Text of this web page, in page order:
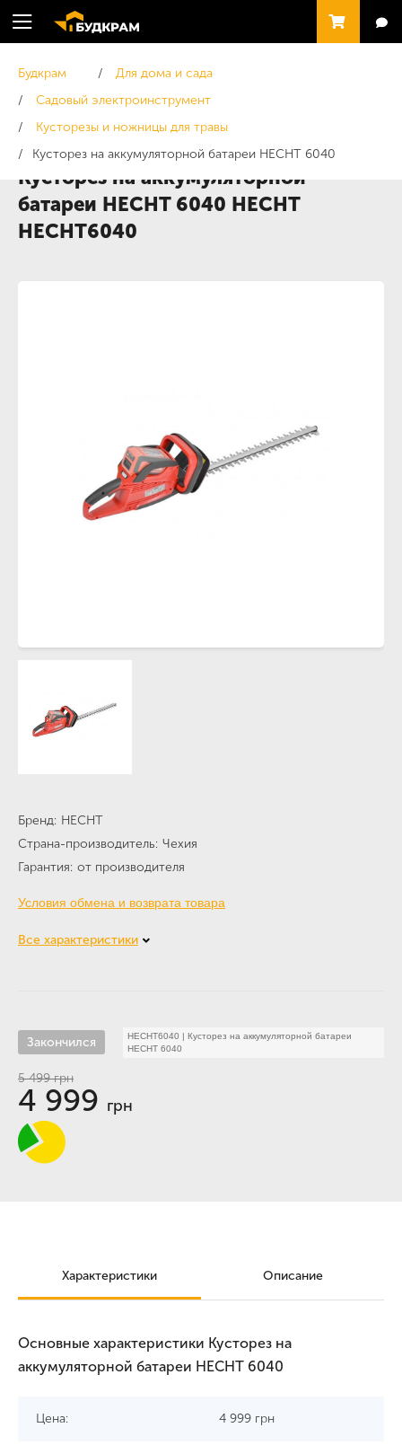
Будкрам
Для дома и сада
Садовый электроинструмент
Кусторезы и ножницы для травы
Кусторез на аккумуляторной батареи HECHT 6040
Кусторез на аккумуляторной
батареи HECHT 6040 HECHT
HECHT6040
Бренд HECHT
Страна-производитель Чехия
Гарантия от производителя
Условия обмена и возврата товара
Все характеристики
Закончился HECHT6040 | Кусторез на аккумуляторной батареи
HECHT 6040
5 499грн
4 999 грн
Характеристики Описание
Основные характеристики Кусторез на
аккумуляторной батареи HECHT 6040
Цена: 4 999 грн